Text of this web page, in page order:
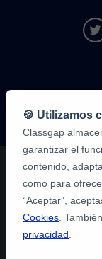
🍪 Utilizamos
Classgap
garantizar el
contenido,
como para
“Aceptar”,
Cookies .
privacidad